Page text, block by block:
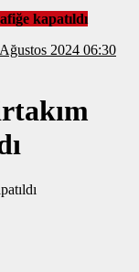
kapatıldı
27 Ağustos 2024 06:30